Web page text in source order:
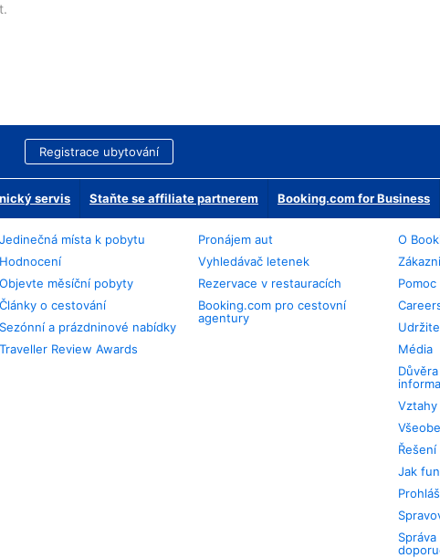
Registrace ubytování
servis Staňte se affiliate partnerem Booking.com for Business
Jedinečná místa k pobytu
Hodnocení
Objevte měsíční pobyty
Články o cestování
Sezónní a prázdninové nabídky
Traveller Review Awards
Pronájem aut
Vyhledávač letenek
Rezervace v restauracích
Booking.com pro cestovní
agentury
O
Média
Jak